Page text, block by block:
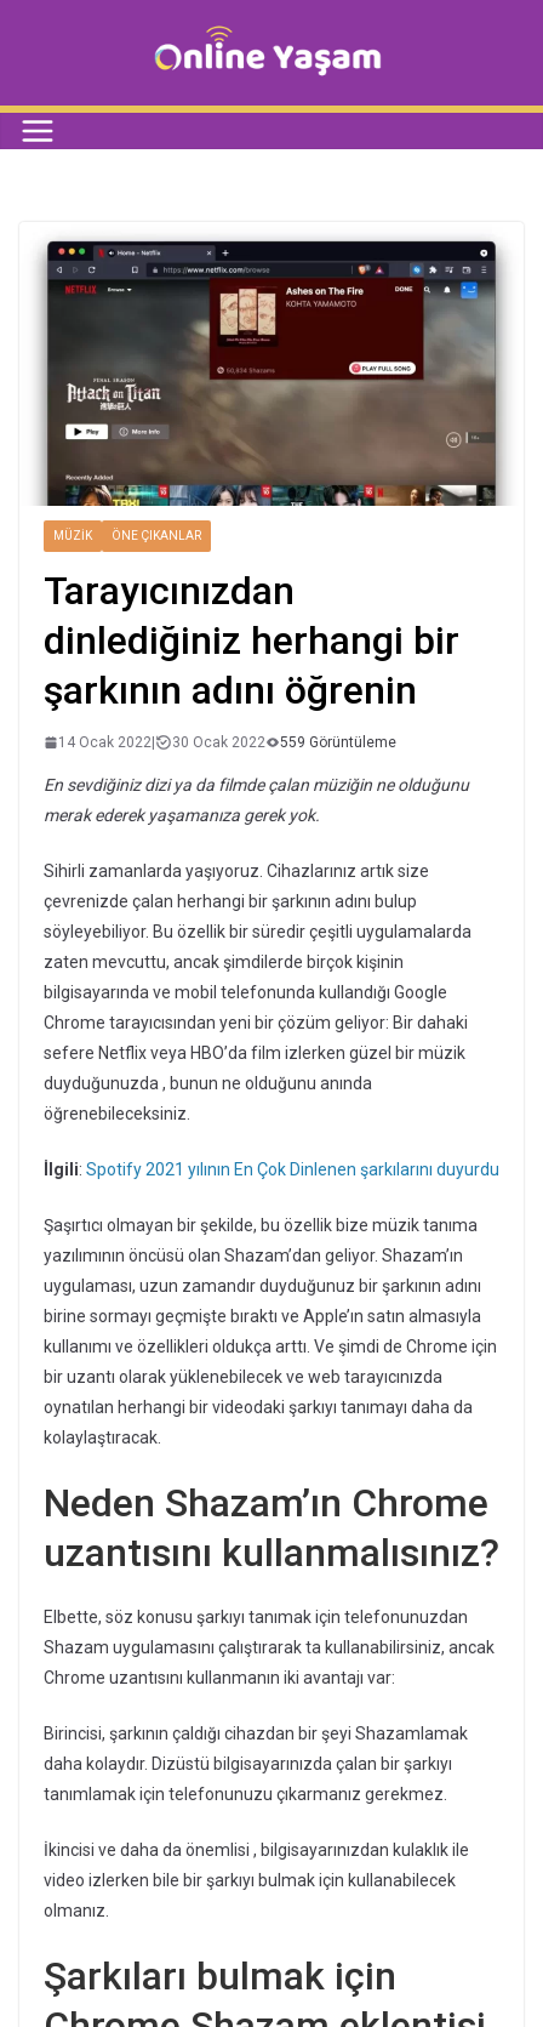
MÜZIK ÖNE ÇIKANLAR
Tarayıcınızdan
dinlediğiniz herhangi bir
şarkının adını öğrenin
14 Ocak 2022| 30 Ocak 2022 559 Görüntüleme
En sevdiğiniz dizi ya da filmde çalan müziğin ne olduğunu
merak ederek yaşamanıza gerek yok.
Sihirli zamanlarda yaşıyoruz. Cihazlarınız artık size
çevrenizde çalan herhangi bir şarkının adını bulup
söyleyebiliyor. Bu özellik bir süredir çeşitli uygulamalarda
zaten mevcuttu, ancak şimdilerde birçok kişinin
bilgisayarında ve mobil telefonunda kullandığı Google
Chrome tarayıcısından ​​yeni bir çözüm geliyor: Bir dahaki
sefere Netflix veya HBO’da film izlerken güzel bir müzik
duyduğunuzda , bunun ne olduğunu anında
öğrenebileceksiniz.
İlgili: Spotify 2021 yılının En Çok Dinlenen şarkılarını duyurdu
Şaşırtıcı olmayan bir şekilde, bu özellik bize müzik tanıma
yazılımının öncüsü olan Shazam’dan geliyor. Shazam’ın
uygulaması, uzun zamandır duyduğunuz bir şarkının adını
birine sormayı geçmişte bıraktı ve Apple’ın satın almasıyla
kullanımı ve özellikleri oldukça arttı. Ve şimdi de Chrome için
bir uzantı olarak yüklenebilecek ve web tarayıcınızda
oynatılan herhangi bir videodaki şarkıyı tanımayı daha da
kolaylaştıracak.
Neden Shazam’ın Chrome
uzantısını kullanmalısınız?
Elbette, söz konusu şarkıyı tanımak için telefonunuzdan
Shazam uygulamasını çalıştırarak ta kullanabilirsiniz, ancak
Chrome uzantısını kullanmanın iki avantajı var:
Birincisi, şarkının çaldığı cihazdan bir şeyi Shazamlamak
daha kolaydır. Dizüstü bilgisayarınızda çalan bir şarkıyı
tanımlamak için telefonunuzu çıkarmanız gerekmez.
İkincisi ve daha da önemlisi , bilgisayarınızdan kulaklık ile
video izlerken bile bir şarkıyı bulmak için kullanabilecek
olmanız.
Şarkıları bulmak için